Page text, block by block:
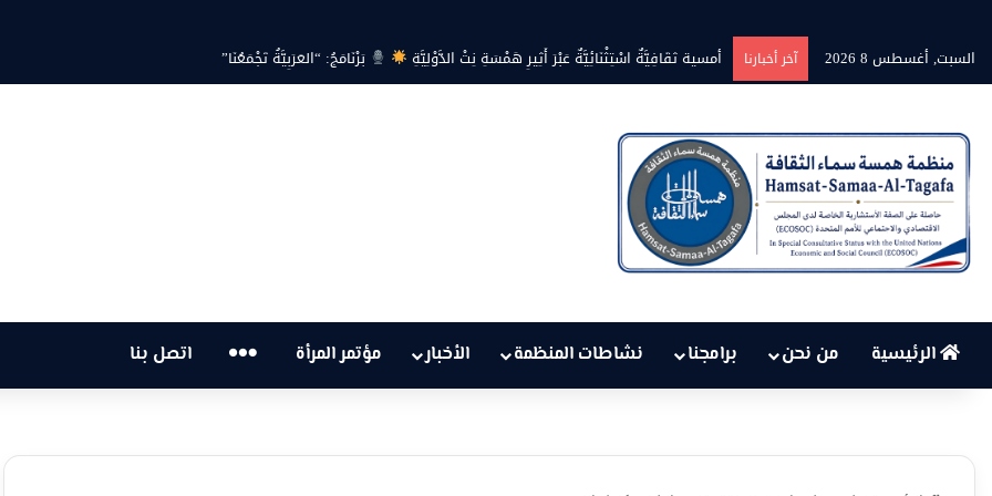
السبت, أغسطس 8 2026
آخر أخبارنا بين حرارة السماء وعجز البنية التحتية… هل أصبحت أزمة الكهرباء في تونس تهدد الحق في الحياة؟
الرئيسية من نحن برامجنا نشاطات المنظمة الأخبار مؤتمر المرأة … اتصل بنا